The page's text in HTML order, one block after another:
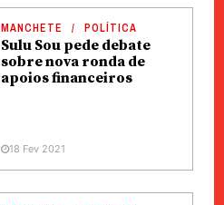
MANCHETE POLÍTICA
Sulu Sou pede debate
sobre nova ronda de
apoios financeiros
18 Fev 2021